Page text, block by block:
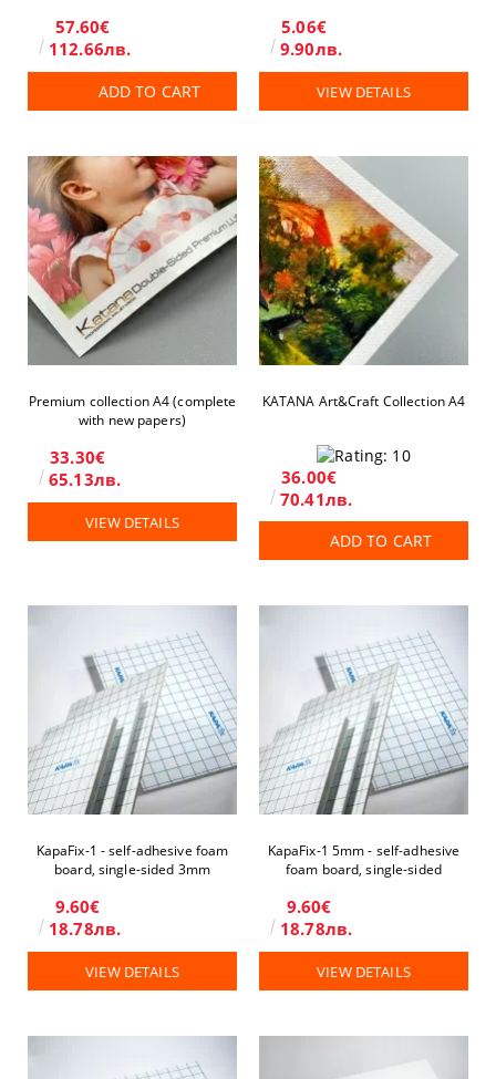
57.60€
112.66лв.
ADD TO CART
5.06€
9.90лв.
VIEW DETAILS
Premium collection A4 (complete
with new papers)
33.30€
65.13лв.
VIEW DETAILS
KATANA Art&Craft Collection A4
36.00€
70.41лв.
ADD TO CART
KapaFix-1 - self-adhesive foam
board, single-sided 3mm
9.60€
18.78лв.
VIEW DETAILS
KapaFix-1 5mm - self-adhesive
foam board, single-sided
9.60€
18.78лв.
VIEW DETAILS